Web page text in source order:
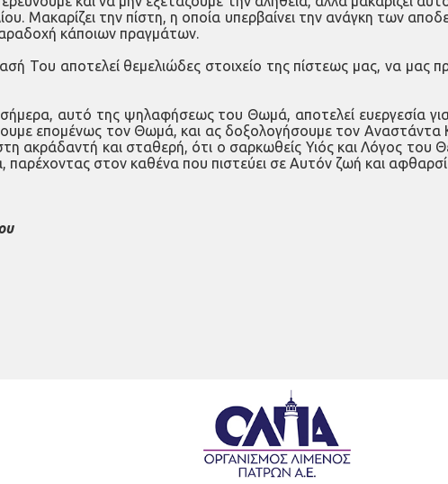
Μακαρίζει την πίστη, η οποία υπερβαίνει την ανάγκη των
κάποιων πραγμάτων.
Του αποτελεί θεμελιώδες στοιχείο της πίστεως μας, να μας
αυτό της ψηλαφήσεως του Θωμά, αποτελεί ευεργεσία για
επομένως τον Θωμά, και ας δοξολογήσουμε τον Αναστάντα
ακράδαντή και σταθερή, ότι ο σαρκωθείς Υιός και Λόγος του
στον καθένα που πιστεύει σε Αυτόν ζωή και